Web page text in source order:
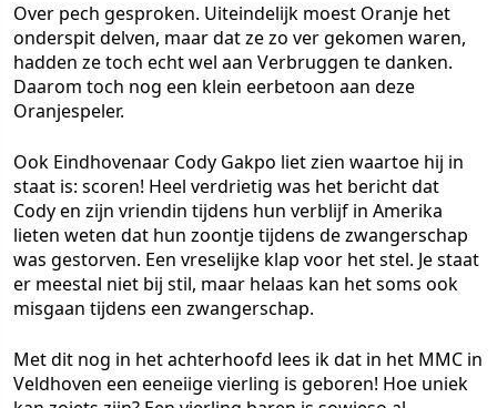
Over pech gesproken. Uiteindelijk moest Oranje het
onderspit delven, maar dat ze zo ver gekomen waren,
hadden ze toch echt wel aan Verbruggen te danken.
Daarom toch nog een klein eerbetoon aan deze
Oranjespeler.
Ook Eindhovenaar Cody Gakpo liet zien waartoe hij in
staat is: scoren! Heel verdrietig was het bericht dat
Cody en zijn vriendin tijdens hun verblijf in Amerika
lieten weten dat hun zoontje tijdens de zwangerschap
was gestorven. Een vreselijke klap voor het stel. Je staat
er meestal niet bij stil, maar helaas kan het soms ook
misgaan tijdens een zwangerschap.
Met dit nog in het achterhoofd lees ik dat in het MMC in
Veldhoven een eeneiige vierling is geboren! Hoe uniek